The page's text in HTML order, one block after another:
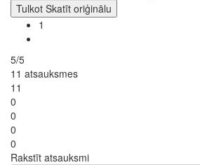
Tulkot Skatīt oriģinālu
1
5/5
11 atsauksmes
11
0
0
0
0
Rakstīt atsauksmi